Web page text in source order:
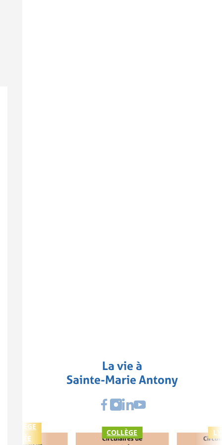
La vie à
Sainte-Marie Antony
COLLÈGE
LYCÉE
COLLÈGE